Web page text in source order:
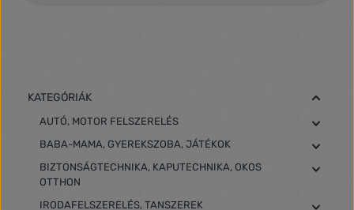
KATEGÓRIÁK
AUTÓ, MOTOR FELSZERELÉS
BABA-MAMA, GYEREKSZOBA, JÁTÉKOK
BIZTONSÁGTECHNIKA, KAPUTECHNIKA, OKOS
OTTHON
IRODAFELSZERELÉS, TANSZEREK